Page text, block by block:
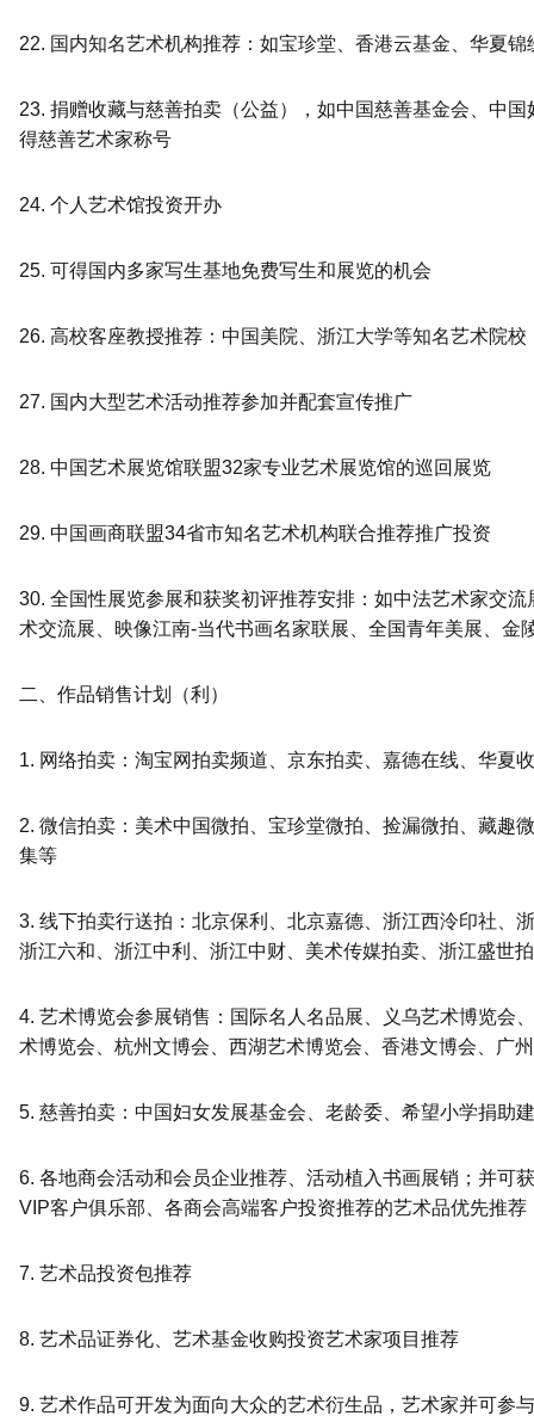
22. 国内知名艺术机构推荐：如宝珍堂、香港云基金、华夏
23. 捐赠收藏与慈善拍卖（公益），如中国慈善基金会、中
得慈善艺术家称号
24. 个人艺术馆投资开办
25. 可得国内多家写生基地免费写生和展览的机会
26. 高校客座教授推荐：中国美院、浙江大学等知名艺术院校
27. 国内大型艺术活动推荐参加并配套宣传推广
28. 中国艺术展览馆联盟32家专业艺术展览馆的巡回展览
29. 中国画商联盟34省市知名艺术机构联合推荐推广投资
30. 全国性展览参展和获奖初评推荐安排：如中法艺术家交
术交流展、映像江南-当代书画名家联展、全国青年美展、金
二、作品销售计划（利）
1. 网络拍卖：淘宝网拍卖频道、京东拍卖、嘉德在线、华夏
2. 微信拍卖：美术中国微拍、宝珍堂微拍、捡漏微拍、藏趣
集等
3. 线下拍卖行送拍：北京保利、北京嘉德、浙江西泠印社、
浙江六和、浙江中利、浙江中财、美术传媒拍卖、浙江盛世
4. 艺术博览会参展销售：国际名人名品展、义乌艺术博览会
术博览会、杭州文博会、西湖艺术博览会、香港文博会、广
5. 慈善拍卖：中国妇女发展基金会、老龄委、希望小学捐助
6. 各地商会活动和会员企业推荐、活动植入书画展销；并可
VIP客户俱乐部、各商会高端客户投资推荐的艺术品优先推荐
7. 艺术品投资包推荐
8. 艺术品证券化、艺术基金收购投资艺术家项目推荐
9. 艺术作品可开发为面向大众的艺术衍生品，艺术家并可参